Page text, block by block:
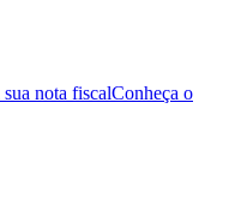
sua nota fiscalConheça o